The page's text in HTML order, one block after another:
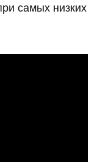
самых низких